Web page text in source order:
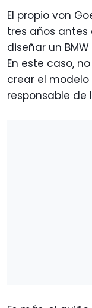
El propio von
tres años antes
diseñar un
En este caso,
crear el modelo
responsable de